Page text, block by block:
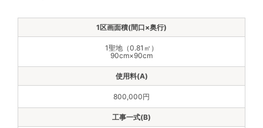
1聖地（0.81㎡）
90cm×90cm
800,000円